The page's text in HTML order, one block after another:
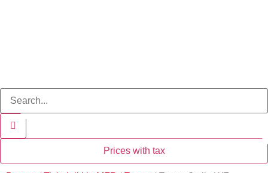
Prices with tax